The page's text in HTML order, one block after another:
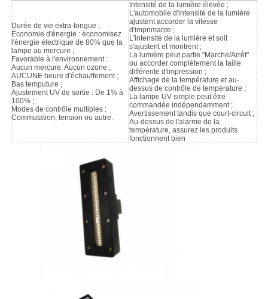
Durée de vie extra-longue ;
Économie d'énergie : économisez
l'énergie électrique de 80% que la
lampe au mercure ;
Favorable à l'environnement :
Aucun mercure. Aucun ozone ;
AUCUNE heure d'échauffement ;
Bas temputure ;
Ajustement UV de sortie : De 1% à
100% ;
Modes de contrôle multiples :
Commutation, tension ou autre.
Intensité de la lumière élevée ;
L'automobile d'intensité de la lumière
ajustent accorder la vitesse
d'imprimante ;
L'intensité de la lumière et soit
s'ajustent et montrent ;
La lumière peut partie "Marche/Arrêt"
ou accorder complètement la taille
différente d'impression ;
Affichage de la température et au-
dessus de contrôle de température ;
La lampe UV simple peut être
commandée indépendamment ;
Avertissement tandis que court-circuit ;
Au-dessus de l'alarme de la
température, assurez les produits
fonctionnent bien